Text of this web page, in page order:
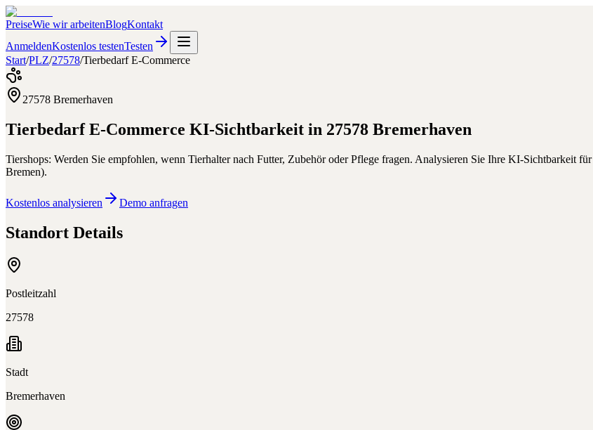
PreiseWie wir arbeitenBlogKontakt
AnmeldenKostenlos testenTesten
Start/PLZ/27578/Tierbedarf E-Commerce
27578 Bremerhaven
Tierbedarf E-Commerce KI-Sichtbarkeit in 27578 Bremerhaven
Tiershops: Werden Sie empfohlen, wenn Tierhalter nach Futter, Zubehör oder Pflege fragen. Analysieren Sie Ihre KI-Sichtbarkeit für
Bremen).
Kostenlos analysieren Demo anfragen
Standort Details
Postleitzahl
27578
Stadt
Bremerhaven